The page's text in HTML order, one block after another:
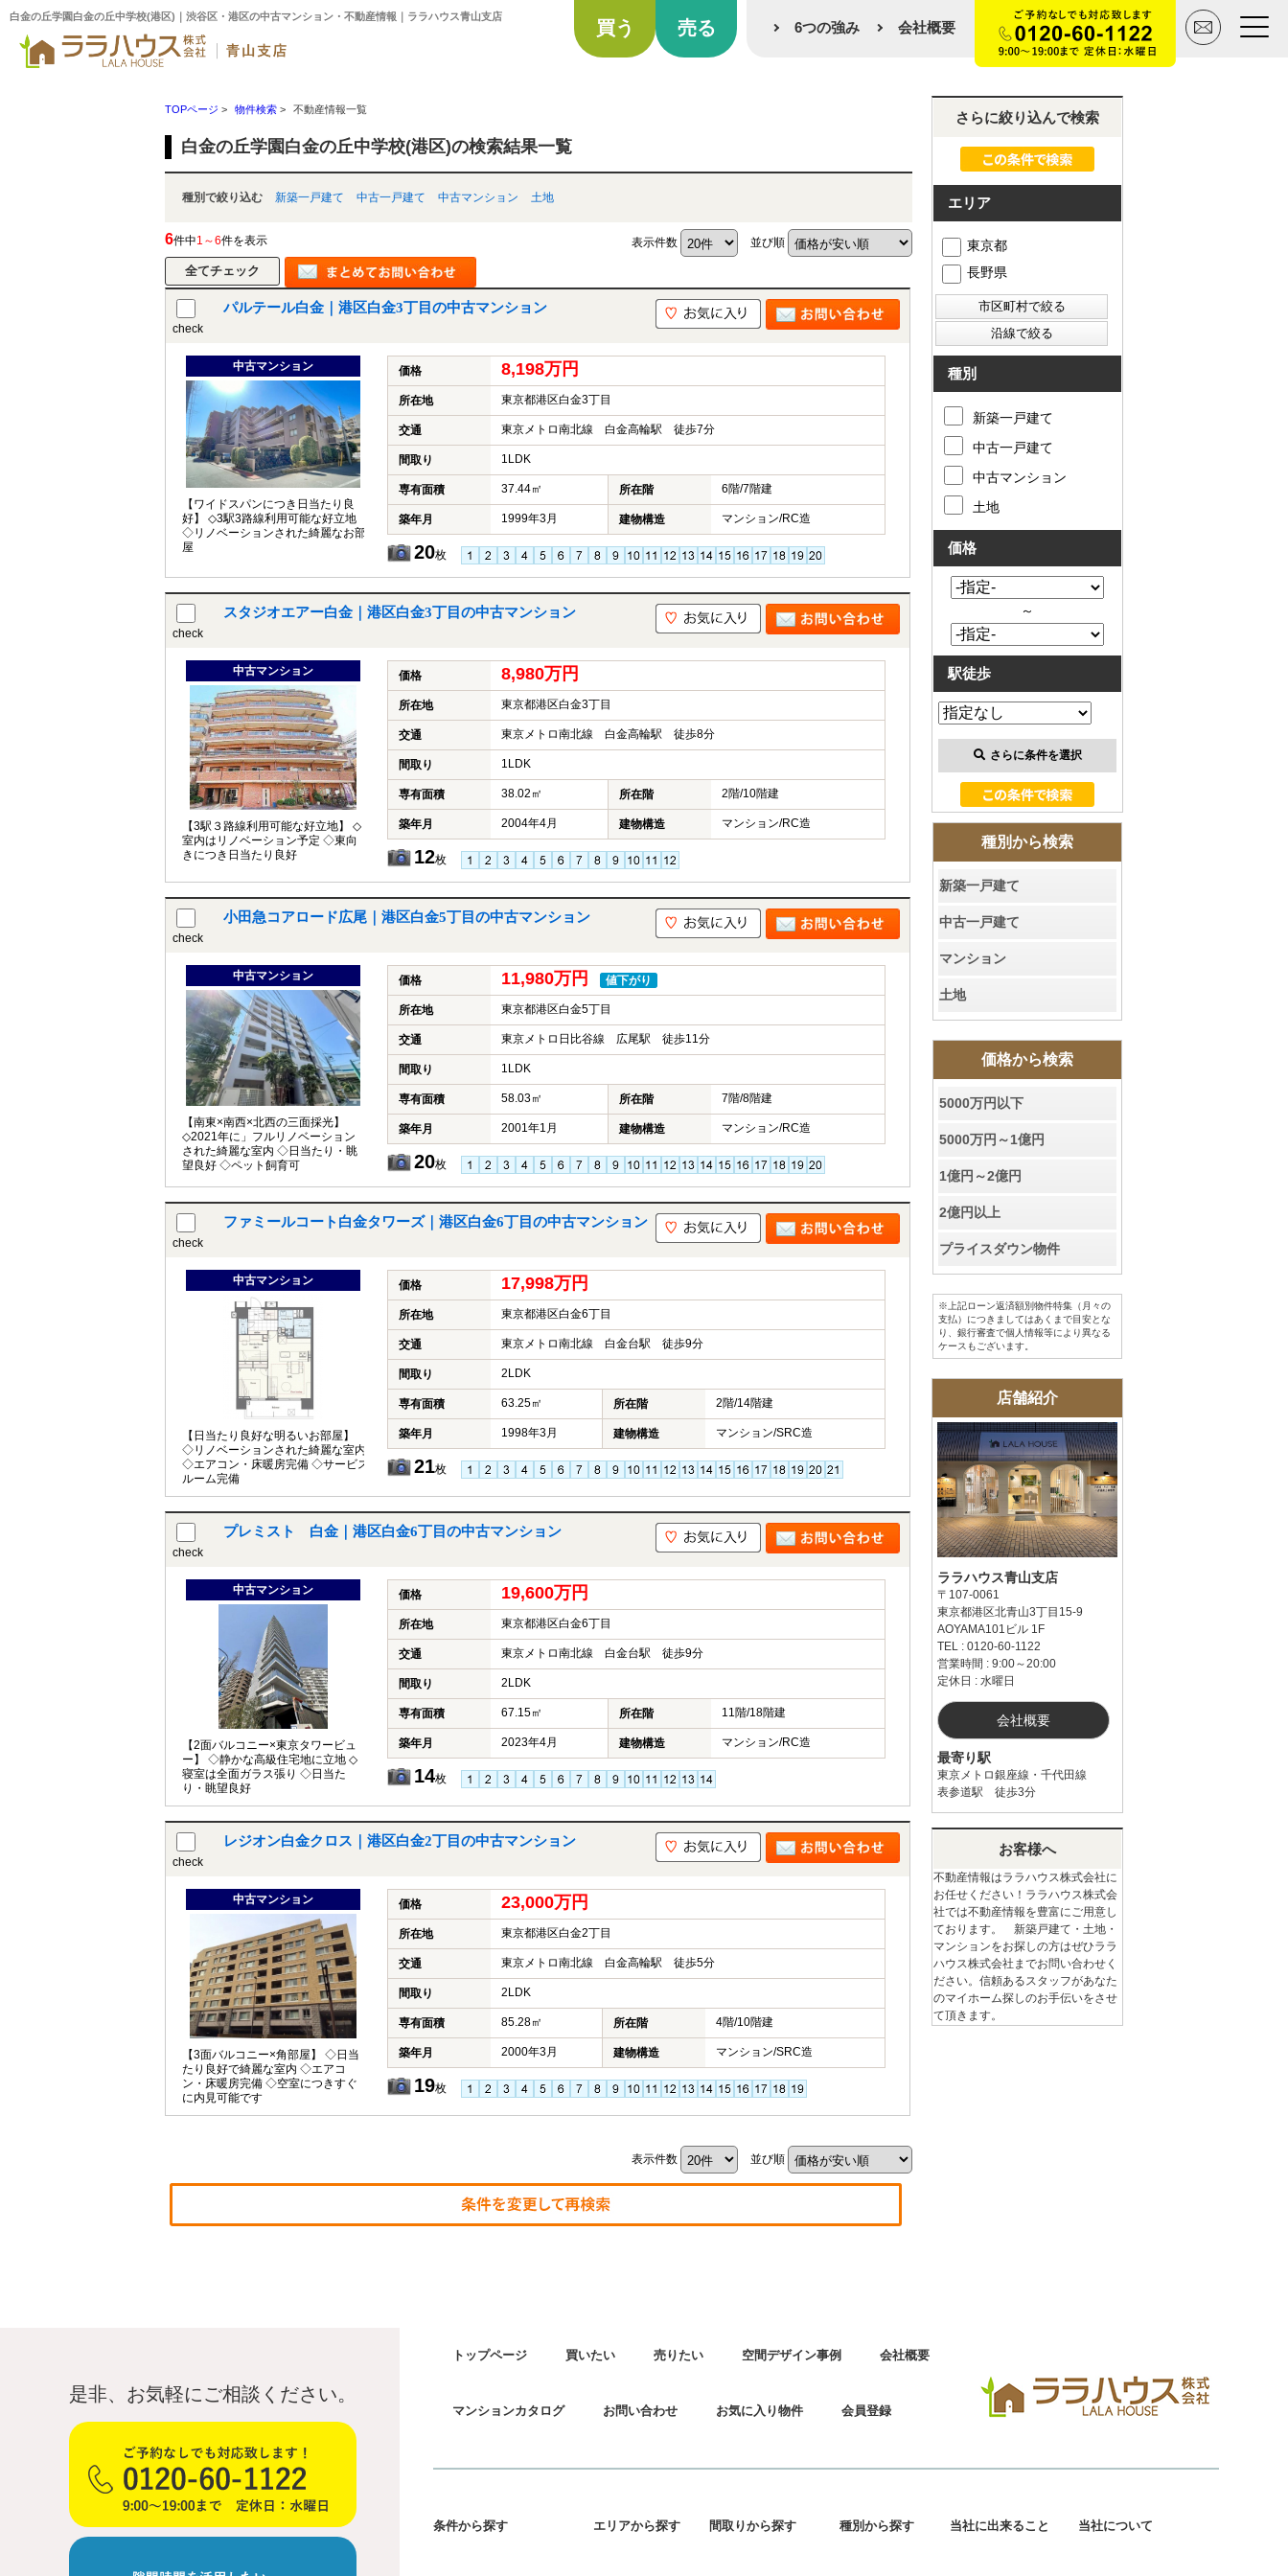
白金の丘学園白金の丘中学校(港区)｜渋谷区・港区の中古マンション・不動産情報｜ララハウス青山支店
買う 売る 6つの強み 会社概要
トップページ
買いたい
売りたい
空間デザイン事例
マンションカタログ
会社概要
スタッフ紹介
お客様の声
お知らせ
来店予約
お気に入り物件
会員登録
ログイン
TOPページ > 物件検索 > 不動産情報一覧
白金の丘学園白金の丘中学校(港区)の検索結果一覧
種別で絞り込む 新築一戸建て 中古一戸建て 中古マンション 土地
6件中1～6件を表示 表示件数 並び順
check
パルテール白金｜港区白金3丁目の中古マンション
中古マンション
【ワイドスパンにつき日当たり良
好】 ◇3駅3路線利用可能な好立地
◇リノベーションされた綺麗なお部
屋
価格 8,198万円
所在地 東京都港区白金3丁目
交通 東京メトロ南北線 白金高輪駅 徒歩7分
間取り 1LDK
専有面積 37.44㎡ 所在階 6階/7階建
築年月 1999年3月 建物構造 マンション/RC造
20枚
check
スタジオエアー白金｜港区白金3丁目の中古マンション
中古マンション
【3駅３路線利用可能な好立地】 ◇
室内はリノベーション予定 ◇東向
きにつき日当たり良好
価格 8,980万円
所在地 東京都港区白金3丁目
交通 東京メトロ南北線 白金高輪駅 徒歩8分
間取り 1LDK
専有面積 38.02㎡ 所在階 2階/10階建
築年月 2004年4月 建物構造 マンション/RC造
12枚
check
小田急コアロード広尾｜港区白金5丁目の中古マンション
中古マンション
【南東×南西×北西の三面採光】
◇2021年に」フルリノベーション
された綺麗な室内 ◇日当たり・眺
望良好 ◇ペット飼育可
価格 11,980万円 値下がり
所在地 東京都港区白金5丁目
交通 東京メトロ日比谷線 広尾駅 徒歩11分
間取り 1LDK
専有面積 58.03㎡ 所在階 7階/8階建
築年月 2001年1月 建物構造 マンション/RC造
20枚
check
ファミールコート白金タワーズ｜港区白金6丁目の中古マンション
中古マンション
【日当たり良好な明るいお部屋】
◇リノベーションされた綺麗な室内
◇エアコン・床暖房完備 ◇サービス
ルーム完備
価格 17,998万円
所在地 東京都港区白金6丁目
交通 東京メトロ南北線 白金台駅 徒歩9分
間取り 2LDK
専有面積 63.25㎡ 所在階 2階/14階建
築年月 1998年3月 建物構造 マンション/SRC造
21枚
check
プレミスト 白金｜港区白金6丁目の中古マンション
中古マンション
【2面バルコニー×東京タワービュ
ー】 ◇静かな高級住宅地に立地 ◇
寝室は全面ガラス張り ◇日当た
り・眺望良好
価格 19,600万円
所在地 東京都港区白金6丁目
交通 東京メトロ南北線 白金台駅 徒歩9分
間取り 2LDK
専有面積 67.15㎡ 所在階 11階/18階建
築年月 2023年4月 建物構造 マンション/RC造
14枚
check
レジオン白金クロス｜港区白金2丁目の中古マンション
中古マンション
【3面バルコニー×角部屋】 ◇日当
たり良好で綺麗な室内 ◇エアコ
ン・床暖房完備 ◇空室につきすぐ
に内見可能です
価格 23,000万円
所在地 東京都港区白金2丁目
交通 東京メトロ南北線 白金高輪駅 徒歩5分
間取り 2LDK
専有面積 85.28㎡ 所在階 4階/10階建
築年月 2000年3月 建物構造 マンション/SRC造
19枚
表示件数 並び順
さらに絞り込んで検索
エリア
東京都
長野県
種別
新築一戸建て
中古一戸建て
中古マンション
土地
価格
～
駅徒歩
さらに条件を選択
種別から検索
新築一戸建て
中古一戸建て
マンション
土地
価格から検索
5000万円以下
5000万円～1億円
1億円～2億円
2億円以上
プライスダウン物件
※上記ローン返済額別物件特集（月々の
支払）につきましてはあくまで目安とな
り、銀行審査で個人情報等により異なる
ケースもございます。
店舗紹介
ララハウス青山支店
〒107-0061
東京都港区北青山3丁目15-9
AOYAMA101ビル 1F
TEL : 0120-60-1122
営業時間 : 9:00～20:00
定休日 : 水曜日
会社概要
最寄り駅
東京メトロ銀座線・千代田線
表参道駅 徒歩3分
お客様へ
不動産情報はララハウス株式会社に
お任せください！ララハウス株式会
社では不動産情報を豊富にご用意し
ております。 新築戸建て・土地・
マンションをお探しの方はぜひララ
ハウス株式会社までお問い合わせく
ださい。信頼あるスタッフがあなた
のマイホーム探しのお手伝いをさせ
て頂きます。
是非、お気軽にご相談ください。
トップページ 買いたい 売りたい 空間デザイン事例 会社概要
マンションカタログ お問い合わせ お気に入り物件 会員登録
条件から探す エリアから探す 間取りから探す 種別から探す 当社に出来ること 当社について